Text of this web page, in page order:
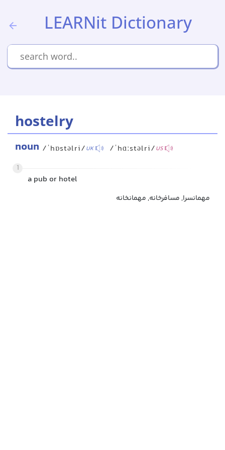
LEARNit Dictionary
hostelry
noun /ˈhɒstəlri/UK /ˈhɑːstəlri/US
1
a pub or hotel
مهمانسرا, مسافرخانه, مهمانخانه